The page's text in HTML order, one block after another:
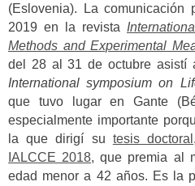
(Eslovenia). La comunicación
2019 en la revista
Methods and Experimental
del 28 al 31 de octubre asistí
International symposium on
que tuvo lugar en Gante
especialmente importante
la que dirigí su tesis doctoral
IALCCE 2018, que premia al
edad menor a 42 años. Es la